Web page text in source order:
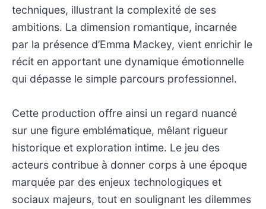
techniques, illustrant la complexité de ses
ambitions. La dimension romantique, incarnée
par la présence d’Emma Mackey, vient enrichir le
récit en apportant une dynamique émotionnelle
qui dépasse le simple parcours professionnel.
Cette production offre ainsi un regard nuancé
sur une figure emblématique, mêlant rigueur
historique et exploration intime. Le jeu des
acteurs contribue à donner corps à une époque
marquée par des enjeux technologiques et
sociaux majeurs, tout en soulignant les dilemmes